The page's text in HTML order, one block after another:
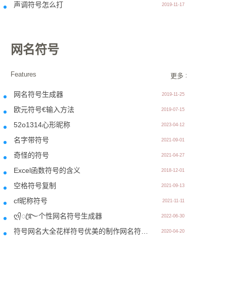
声调符号怎么打 2019-11-17
网名符号
Features 更多 >>
网名符号生成器 2019-11-25
欧元符号€输入方法 2019-07-15
52o1314心形昵称 2023-04-12
名字带符号 2021-09-01
奇怪的符号 2021-04-27
Excel函数符号的含义 2018-12-01
空格符号复制 2021-09-13
cf昵称符号 2021-11-11
ღ᭄ꦿ࿐个性网名符号生成器 2022-06-30
2020-04-20